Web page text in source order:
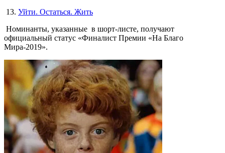
13. Уйти. Остаться. Жить
Номинанты, указанные в шорт-листе, получают
официальный статус «Финалист Премии «На Благо
Мира-2019».